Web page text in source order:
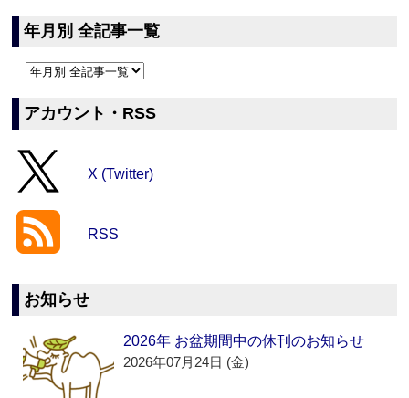
年月別 全記事一覧
アカウント・RSS
X (Twitter)
RSS
お知らせ
2026年 お盆期間中の休刊のお知らせ
2026年07月24日 (金)